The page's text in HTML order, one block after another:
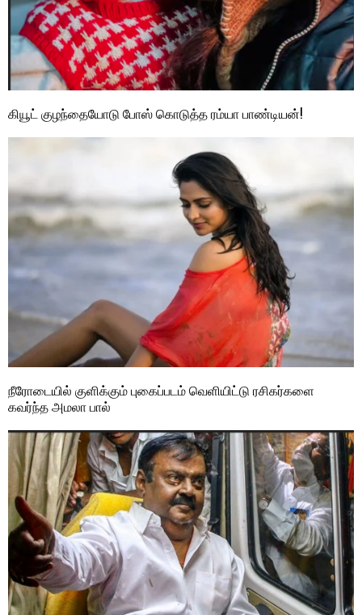
கியூட் குழந்தையோடு போஸ் கொடுத்த ரம்யா பாண்டியன்!
நீரோடையில் குளிக்கும் புகைப்படம் வெளியிட்டு ரசிகர்களை
கவர்ந்த அமலா பால்